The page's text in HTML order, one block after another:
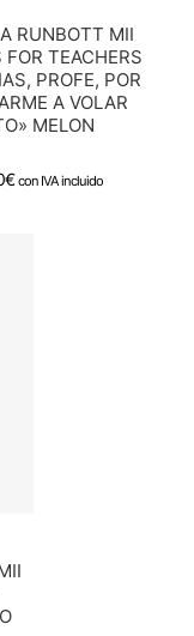
RUNBOTT MII
TEACHERS
PROFE, POR
A VOLAR
MELON
€ con IVA incluido